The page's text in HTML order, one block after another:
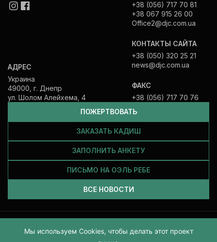
ПОЖЕРТВОВАТЬ
ЗАКАЗАТЬ КАДИШ
ЗАПОЛНИТЬ АНКЕТУ
ПИСЬМО НА ОЭЛЬ РЕБЕ
ВСЕ НОВОСТИ
АДРЕС
Украина
49000, г. Днепр
ул. Шолом Алейхема, 4
+38 (056) 717 70 81
+38 067 915 26 00
Office2@djc.com.ua
КОНТАКТЫ САЙТА
+38 (050) 320 25 21
news@djc.com.ua
ФАКС
+38 (056) 717 70 76
Все права защищены и принадлежат Еврейской общине Днепра.
Мы используем Cookies, чтобы делать этот проект